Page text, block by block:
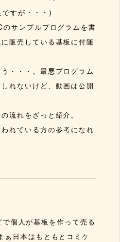
すが・・・)
サンプルプログラムを書
販売している基板に付随
・・・。最悪プログラム
れないけど、動画は公開
流れをざっと紹介。
れている方の参考になれ
個人が基板を作って売る
ぁ日本はもともとコミケ